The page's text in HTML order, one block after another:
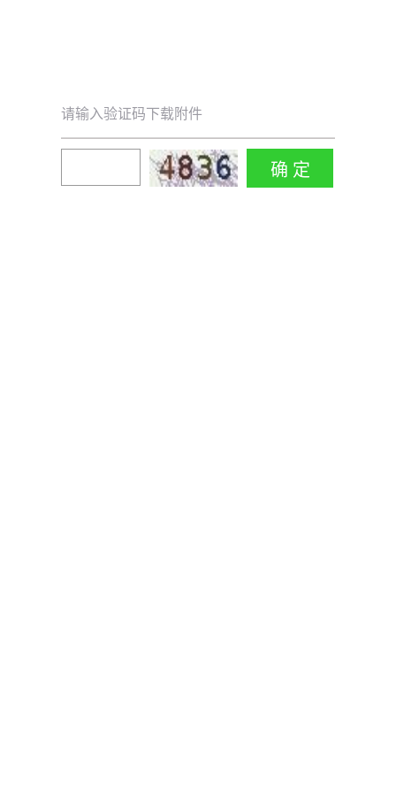
请输入验证码下载附件